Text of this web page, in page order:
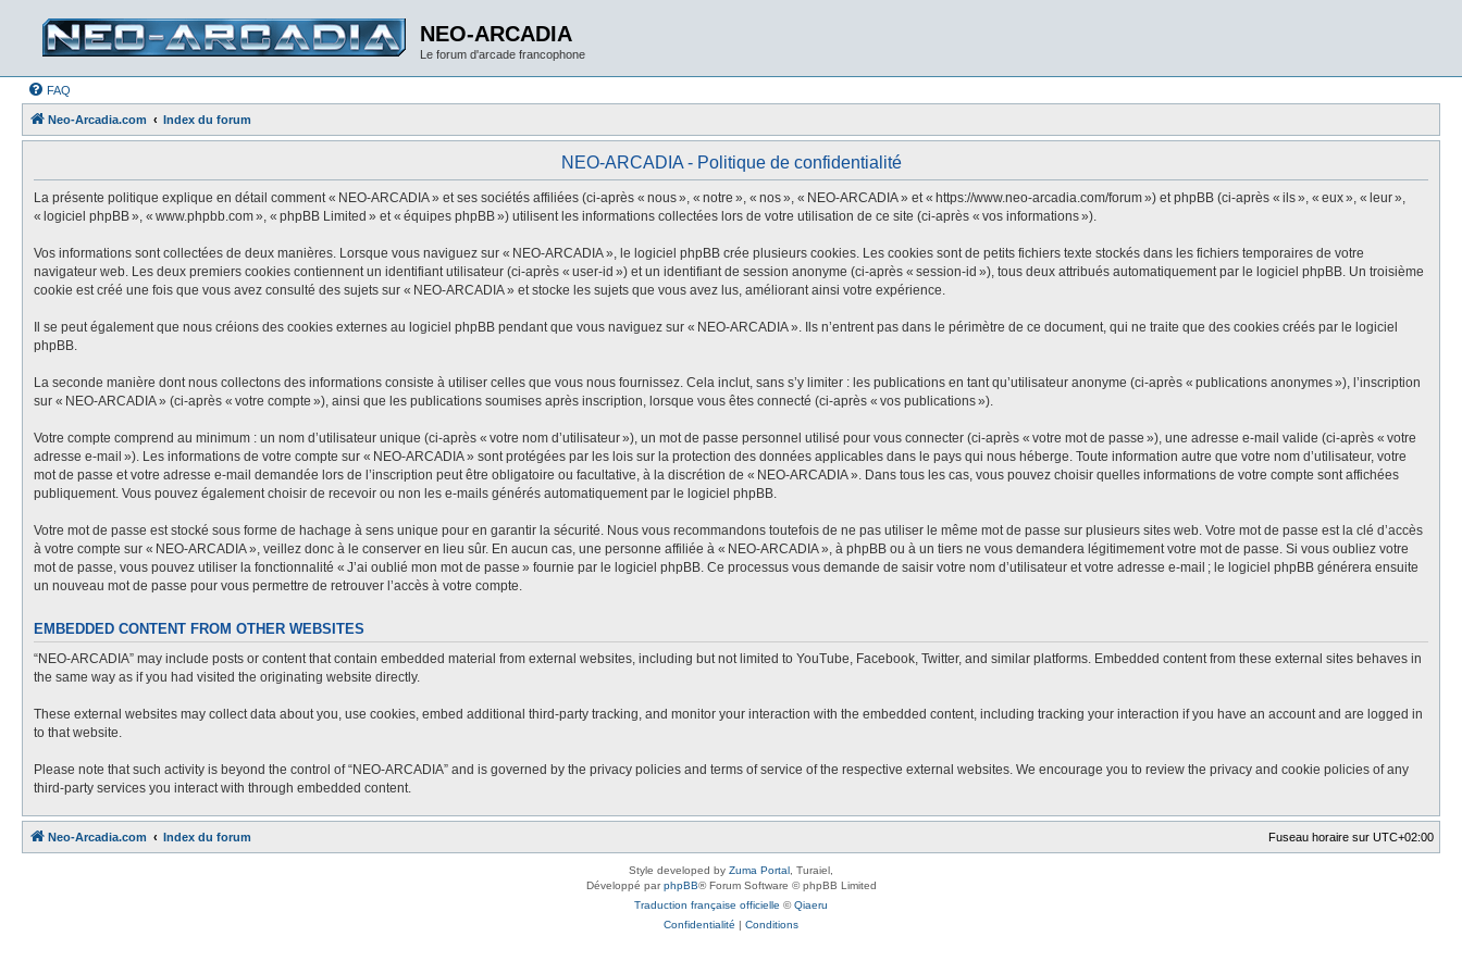
NEO-ARCADIA
Le forum d'arcade francophone
FAQ
Neo-Arcadia.com Index du forum
NEO-ARCADIA - Politique de confidentialité
La présente politique explique en détail comment « NEO-ARCADIA » et ses sociétés affiliées (ci-après « nous », « notre », « nos », « NEO-ARCADIA » et « https://www.neo-arcadia.com/forum ») et phpBB (ci-après « ils », « eux », « leur »,
« logiciel phpBB », « www.phpbb.com », « phpBB Limited » et « équipes phpBB ») utilisent les informations collectées lors de votre utilisation de ce site (ci-après « vos informations »).
Vos informations sont collectées de deux manières. Lorsque vous naviguez sur « NEO-ARCADIA », le logiciel phpBB crée plusieurs cookies. Les cookies sont de petits fichiers texte stockés dans les fichiers temporaires de votre
navigateur web. Les deux premiers cookies contiennent un identifiant utilisateur (ci-après « user-id ») et un identifiant de session anonyme (ci-après « session-id »), tous deux attribués automatiquement par le logiciel phpBB. Un troisième
cookie est créé une fois que vous avez consulté des sujets sur « NEO-ARCADIA » et stocke les sujets que vous avez lus, améliorant ainsi votre expérience.
Il se peut également que nous créions des cookies externes au logiciel phpBB pendant que vous naviguez sur « NEO-ARCADIA ». Ils n’entrent pas dans le périmètre de ce document, qui ne traite que des cookies créés par le logiciel
phpBB.
La seconde manière dont nous collectons des informations consiste à utiliser celles que vous nous fournissez. Cela inclut, sans s’y limiter : les publications en tant qu’utilisateur anonyme (ci-après « publications anonymes »), l’inscription
sur « NEO-ARCADIA » (ci-après « votre compte »), ainsi que les publications soumises après inscription, lorsque vous êtes connecté (ci-après « vos publications »).
Votre compte comprend au minimum : un nom d’utilisateur unique (ci-après « votre nom d’utilisateur »), un mot de passe personnel utilisé pour vous connecter (ci-après « votre mot de passe »), une adresse e-mail valide (ci-après « votre
adresse e-mail »). Les informations de votre compte sur « NEO-ARCADIA » sont protégées par les lois sur la protection des données applicables dans le pays qui nous héberge. Toute information autre que votre nom d’utilisateur, votre
mot de passe et votre adresse e-mail demandée lors de l’inscription peut être obligatoire ou facultative, à la discrétion de « NEO-ARCADIA ». Dans tous les cas, vous pouvez choisir quelles informations de votre compte sont affichées
publiquement. Vous pouvez également choisir de recevoir ou non les e-mails générés automatiquement par le logiciel phpBB.
Votre mot de passe est stocké sous forme de hachage à sens unique pour en garantir la sécurité. Nous vous recommandons toutefois de ne pas utiliser le même mot de passe sur plusieurs sites web. Votre mot de passe est la clé d’accès
à votre compte sur « NEO-ARCADIA », veillez donc à le conserver en lieu sûr. En aucun cas, une personne affiliée à « NEO-ARCADIA », à phpBB ou à un tiers ne vous demandera légitimement votre mot de passe. Si vous oubliez votre
mot de passe, vous pouvez utiliser la fonctionnalité « J’ai oublié mon mot de passe » fournie par le logiciel phpBB. Ce processus vous demande de saisir votre nom d’utilisateur et votre adresse e-mail ; le logiciel phpBB générera ensuite
un nouveau mot de passe pour vous permettre de retrouver l’accès à votre compte.
EMBEDDED CONTENT FROM OTHER WEBSITES
“NEO-ARCADIA” may include posts or content that contain embedded material from external websites, including but not limited to YouTube, Facebook, Twitter, and similar platforms. Embedded content from these external sites behaves in
the same way as if you had visited the originating website directly.
These external websites may collect data about you, use cookies, embed additional third-party tracking, and monitor your interaction with the embedded content, including tracking your interaction if you have an account and are logged in
to that website.
Please note that such activity is beyond the control of “NEO-ARCADIA” and is governed by the privacy policies and terms of service of the respective external websites. We encourage you to review the privacy and cookie policies of any
third-party services you interact with through embedded content.
Neo-Arcadia.com Index du forum Fuseau horaire sur UTC+02:00
Style developed by Zuma Portal , Turaiel,
Développé parphpBB® Forum Software © phpBB Limited
Traduction française officielle ©Qiaeru
Confidentialité | Conditions